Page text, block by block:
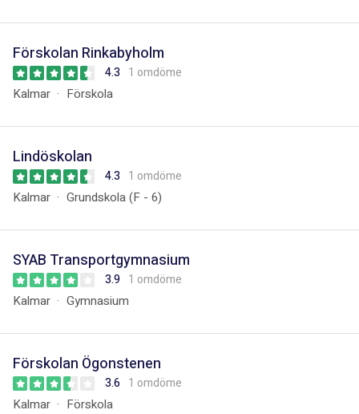
Förskolan Rinkabyholm
4.3 1 omdöme
Kalmar Förskola
Lindöskolan
4.3 1 omdöme
Kalmar Grundskola (F - 6)
SYAB Transportgymnasium
3.9 1 omdöme
Kalmar Gymnasium
Förskolan Ögonstenen
3.6 1 omdöme
Kalmar Förskola